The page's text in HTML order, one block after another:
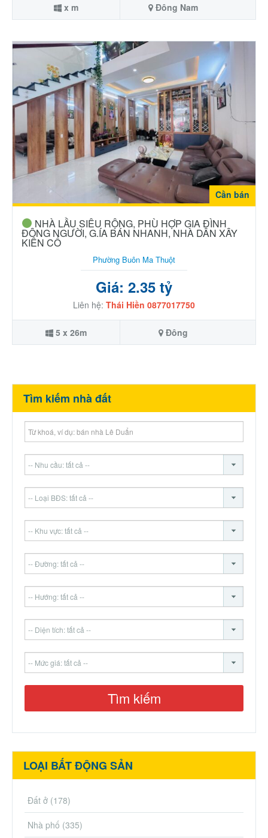
x m Đông Nam
Cần bán
NHÀ LẦU SIÊU RỘNG, PHÙ HỢP GIA ĐÌNH
ĐÔNG NGƯỜI, G.ÍA BÁN NHANH, NHÀ DÂN XÂY
KIÊN CỐ
Phường Buôn Ma Thuột
Giá: 2.35 tỷ
Liên hệ: Thái Hiền 0877017750
5 x 26m Đông
Tìm kiếm nhà đất
LOẠI BẤT ĐỘNG SẢN
Đất ở (178)
Nhà phố (335)